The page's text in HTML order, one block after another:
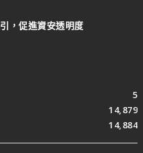
，促進資安透明度
5
14,879
14,884